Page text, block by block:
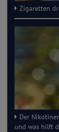
Zigaretten
Der
und was hilft